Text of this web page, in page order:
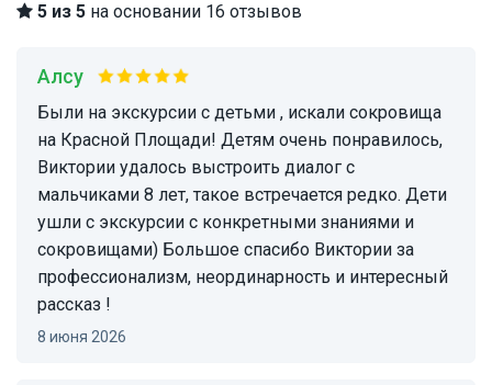
5 из 5 на основании 16 отзывов
Алсу
Были на экскурсии с детьми , искали сокровища
на Красной Площади! Детям очень понравилось,
Виктории удалось выстроить диалог с
мальчиками 8 лет, такое встречается редко. Дети
ушли с экскурсии с конкретными знаниями и
сокровищами) Большое спасибо Виктории за
профессионализм, неординарность и интересный
рассказ !
8 июня 2026